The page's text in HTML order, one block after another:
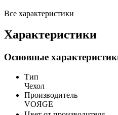
Все характеристики
Характеристики
Основные
Тип
Чехол
Производитель
VOЯGE